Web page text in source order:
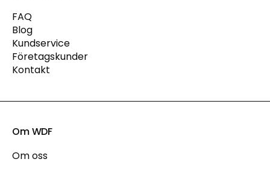
FAQ
Blog
Kundservice
Företagskunder
Kontakt
Om WDF
Om oss